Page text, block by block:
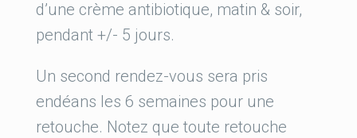
d’une crème antibiotique, matin & soir,
pendant +/- 5 jours.
Un second rendez-vous sera pris
endéans les 6 semaines pour une
retouche. Notez que toute retouche